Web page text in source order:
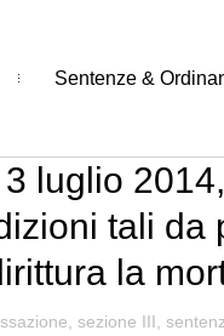
Sentenze &
luglio
tali da
la
sezione III,